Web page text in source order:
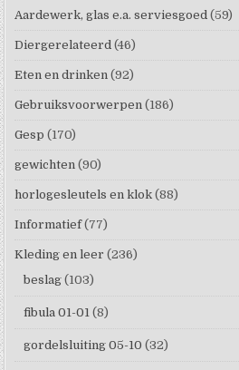
Aardewerk, glas e.a. serviesgoed (59)
Diergerelateerd (46)
Eten en drinken (92)
Gebruiksvoorwerpen (186)
Gesp (170)
gewichten (90)
horlogesleutels en klok (88)
Informatief (77)
Kleding en leer (236)
beslag (103)
fibula 01-01 (8)
gordelsluiting 05-10 (32)